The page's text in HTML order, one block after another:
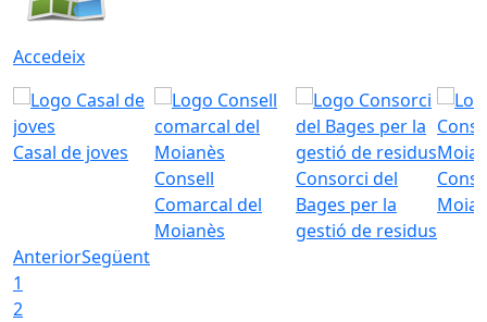
Accedeix
Casal de joves
Consell
Comarcal del
Moianès
Consorci del
Bages per la
gestió de residus
AnteriorSegüent
1
2